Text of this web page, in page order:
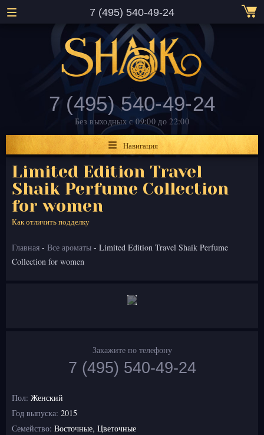
7 (495) 540-49-24
7 (495) 540-49-24
Без выходныхс 09:00 до 22:00
Навигация
Limited Edition Travel
Shaik Perfume Collection
for women
Как отличить подделку
Главная - Все ароматы - Limited Edition Travel Shaik Perfume
Collection for women
Закажите по телефону
7 (495) 540-49-24
Пол: Женский
Год выпуска: 2015
Семейство: Восточные, Цветочные